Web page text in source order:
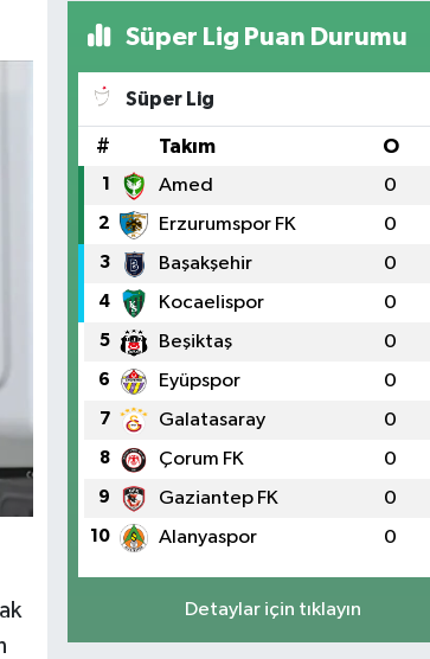
Süper Lig Puan Durumu
Süper Lig
# Takım O
1 Amed 0
2 Erzurumspor FK 0
3 Başakşehir 0
4 Kocaelispor 0
5 Beşiktaş 0
6 Eyüpspor 0
7 Galatasaray 0
8 Çorum FK 0
9 Gaziantep FK 0
10 Alanyaspor 0
Detaylar için tıklayın